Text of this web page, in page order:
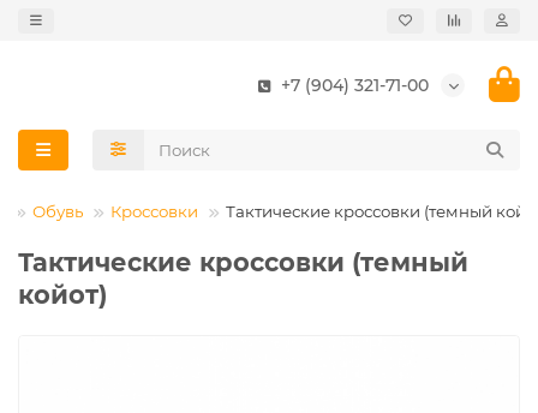
+7 (904) 321-71-00
Обувь Кроссовки Тактические кроссовки (темный
Тактические кроссовки (темный
койот)